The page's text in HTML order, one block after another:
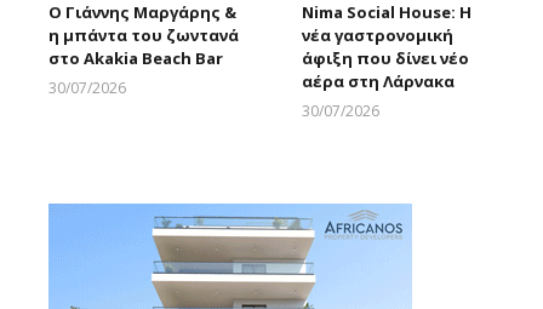
Ο Γιάννης Μαργάρης &
η μπάντα του ζωντανά
στο Akakia Beach Bar
30/07/2026
Nima Social House: Η
νέα γαστρονομική
άφιξη που δίνει νέο
αέρα στη Λάρνακα
30/07/2026